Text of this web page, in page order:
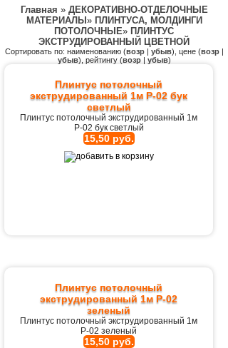
Главная » ДЕКОРАТИВНО-ОТДЕЛОЧНЫЕ
МАТЕРИАЛЫ » ПЛИНТУСА, МОЛДИНГИ
ПОТОЛОЧНЫЕ» ПЛИНТУС
ЭКСТРУДИРОВАННЫЙ ЦВЕТНОЙ
Сортировать по: наименованию (возр| убыв), цене (возр|
убыв), рейтингу (возр| убыв)
Плинтус потолочный
экструдированный 1м Р-02 бук
светлый
Плинтус потолочный экструдированный 1м
Р-02 бук светлый
15,50 руб.
Плинтус потолочный
экструдированный 1м Р-02
зеленый
Плинтус потолочный экструдированный 1м
Р-02 зеленый
15,50 руб.